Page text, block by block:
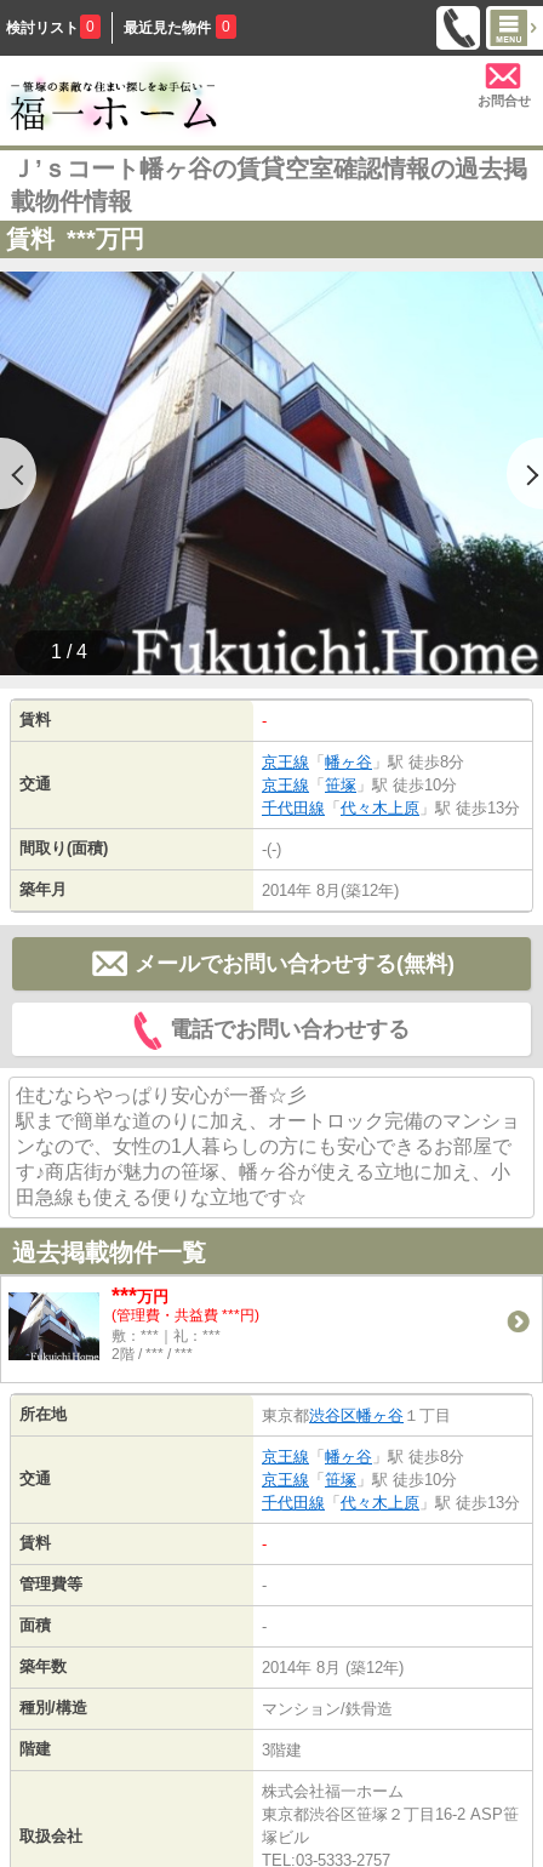
検討リスト 0 最近見た物件 0
お問合せ
Ｊ’ｓコート幡ヶ谷の賃貸空室確認情報の過去掲
載物件情報
賃料 ***万円
1 / 4
賃料 -
交通
京王線 「 幡ヶ谷 」駅 徒歩8分
京王線 「 笹塚 」駅 徒歩10分
千代田線 「 代々木上原 」駅 徒歩13分
間取り(面積) -(-)
築年月 2014年 8月(築12年)
メールでお問い合わせする(無料)
電話でお問い合わせする
住むならやっぱり安心が一番☆彡
駅まで簡単な道のりに加え、オートロック完備のマンショ
ンなので、女性の1人暮らしの方にも安心できるお部屋で
す♪商店街が魅力の笹塚、幡ヶ谷が使える立地に加え、小
田急線も使える便りな立地です☆
過去掲載物件一覧
***万円
(管理費・共益費 ***円)
敷：***｜礼：***
2階 / *** / ***
所在地 東京都渋谷区幡ヶ谷 １丁目
交通
京王線 「 幡ヶ谷 」駅 徒歩8分
京王線 「 笹塚 」駅 徒歩10分
千代田線 「 代々木上原 」駅 徒歩13分
賃料 -
管理費等 -
面積 -
築年数 2014年 8月 (築12年)
種別/構造 マンション/鉄骨造
階建 3階建
取扱会社
株式会社福一ホーム
東京都渋谷区笹塚２丁目16-2 ASP笹
塚ビル
TEL:03-5333-2757